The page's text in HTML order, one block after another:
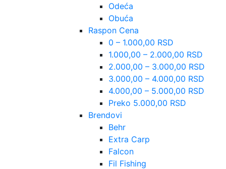
Odeća
Obuća
Raspon Cena
0 – 1.000,00 RSD
1.000,00 – 2.000,00 RSD
2.000,00 – 3.000,00 RSD
3.000,00 – 4.000,00 RSD
4.000,00 – 5.000,00 RSD
Preko 5.000,00 RSD
Brendovi
Behr
Extra Carp
Falcon
Fil Fishing